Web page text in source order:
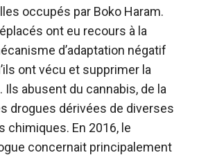
occupés par Boko Haram.
ont eu recours à la
d’adaptation négatif
ont vécu et supprimer la
Ils abusent du cannabis, de la
drogues dérivées de diverses
chimiques. En 2016, le
concernait principalement